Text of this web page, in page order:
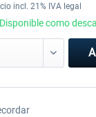
incl. 21% IVA legal
Disponible como